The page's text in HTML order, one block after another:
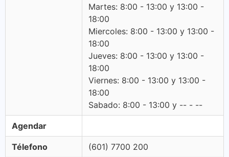
Martes: 8:00 - 13:00 y 13:00 -
18:00
Miercoles: 8:00 - 13:00 y 13:00 -
18:00
Jueves: 8:00 - 13:00 y 13:00 -
18:00
Viernes: 8:00 - 13:00 y 13:00 -
18:00
Sabado: 8:00 - 13:00 y -- - --
Agendar
Télefono (601) 7700 200